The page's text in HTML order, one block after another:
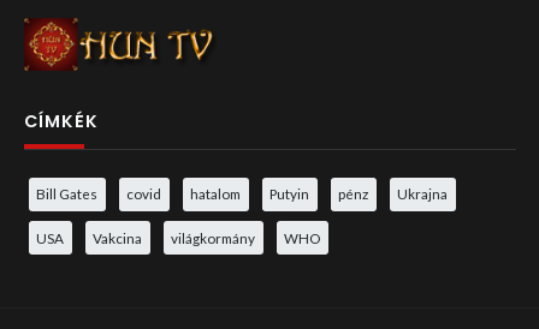
CÍMKÉK
Bill Gates covid hatalom Putyin pénz Ukrajna
USA Vakcina világkormány WHO